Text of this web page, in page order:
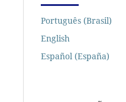
Português (Brasil)
English
Español (España)